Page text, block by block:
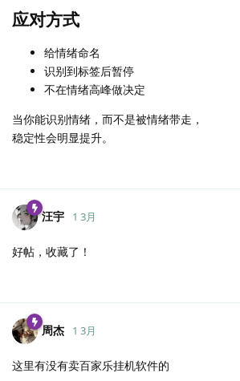
应对方式
给情绪命名
识别到标签后暂停
不在情绪高峰做决定
当你能识别情绪，而不是被情绪带走，
稳定性会明显提升。
汪宇 1 3月
好帖，收藏了！
周杰 1 3月
这里有没有卖百家乐挂机软件的